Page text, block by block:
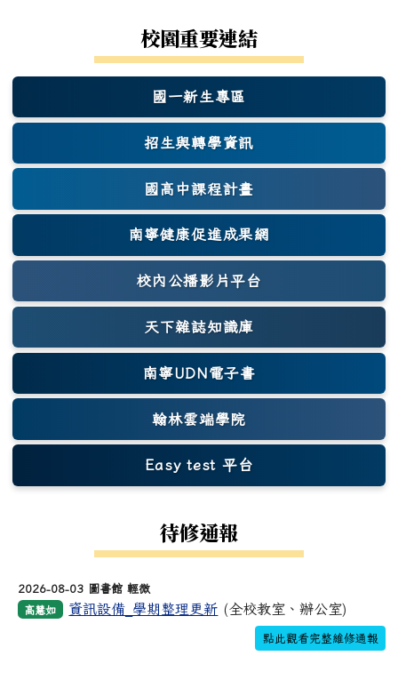
校園重要連結
國一新生專區
(另開新視窗)
招生與轉學資訊
國高中課程計畫
南寧健康促進成果網
(另開新視窗)
校內公播影片平台
天下雜誌知識庫
(另開新視窗)
南寧UDN電子書
翰林雲端學院
Easy test 平台
(另開新視窗)
待修通報
2026-08-03 圖書館 輕微
高慧如 資訊設備_學期整理更新 (全校教室、辦公室)
點此觀看完整維修通報